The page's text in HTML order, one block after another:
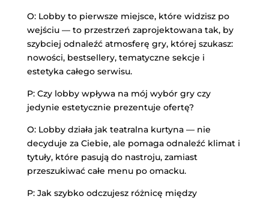
O: Lobby to pierwsze miejsce, które widzisz po
wejściu — to przestrzeń zaprojektowana tak, by
szybciej odnaleźć atmosferę gry, której szukasz:
nowości, bestsellery, tematyczne sekcje i
estetyka całego serwisu.
P: Czy lobby wpływa na mój wybór gry czy
jedynie estetycznie prezentuje ofertę?
O: Lobby działa jak teatralna kurtyna — nie
decyduje za Ciebie, ale pomaga odnaleźć klimat i
tytuły, które pasują do nastroju, zamiast
przeszukiwać całe menu po omacku.
P: Jak szybko odczujesz różnicę między